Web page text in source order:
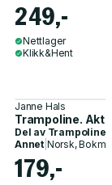
249,-
Nettlager
Klikk&Hent
Janne Hals
Trampoline.
Del av Trampoline
Annet| Norsk,
179,-